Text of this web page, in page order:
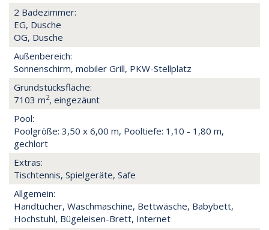
2 Badezimmer:
EG, Dusche
OG, Dusche
Außenbereich:
Sonnenschirm, mobiler Grill, PKW-Stellplatz
Grundstücksfläche:
7103 m2, eingezäunt
Pool:
Poolgröße: 3,50 x 6,00 m, Pooltiefe: 1,10 - 1,80 m,
gechlort
Extras:
Tischtennis, Spielgeräte, Safe
Allgemein:
Handtücher, Waschmaschine, Bettwäsche, Babybett,
Hochstuhl, Bügeleisen-Brett, Internet